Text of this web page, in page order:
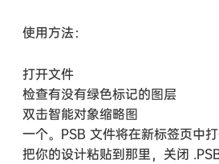
使用方法：
打开文件
检查有没有绿色标记的图层
双击智能对象缩略图
一个。PSB 文件将在新标签页中
把你的设计粘贴到那里，关闭